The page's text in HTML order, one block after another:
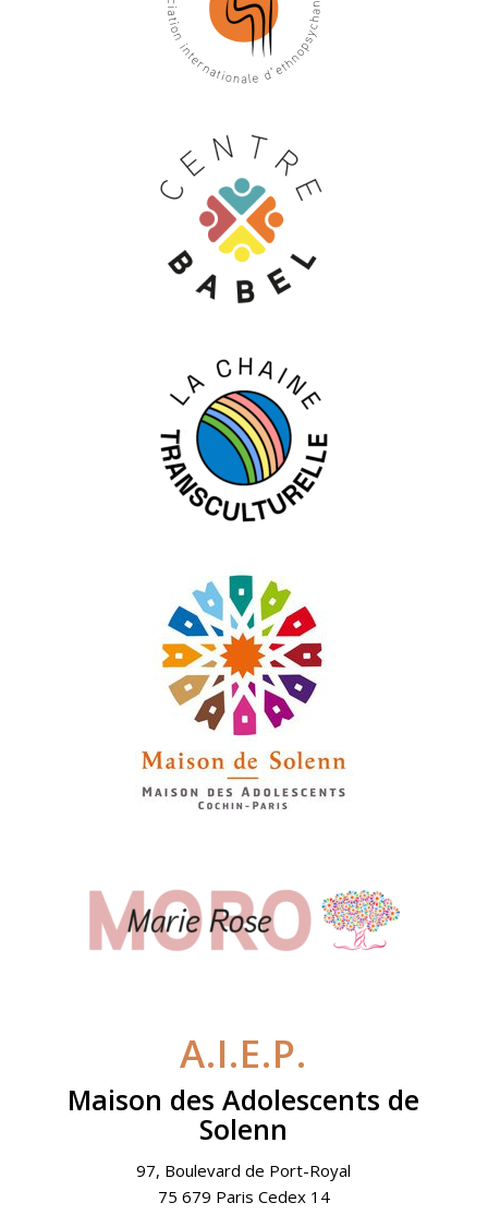
A.I.E.P.
Maison des Adolescents de
Solenn
97, Boulevard de Port-Royal
75 679 Paris Cedex 14